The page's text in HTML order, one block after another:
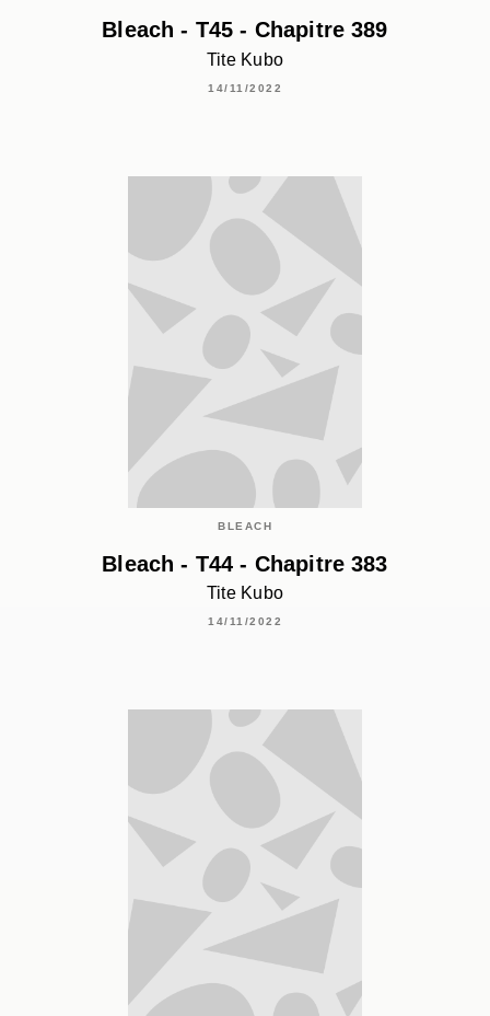
Bleach - T45 - Chapitre 389
Tite Kubo
14/11/2022
BLEACH
Bleach - T44 - Chapitre 383
Tite Kubo
14/11/2022